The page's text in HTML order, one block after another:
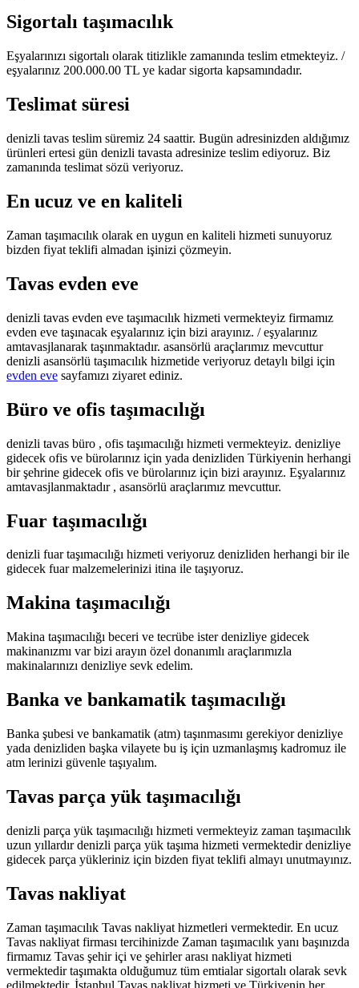
Sigortalı taşımacılık
Eşyalarınızı sigortalı olarak titizlikle zamanında teslim etmekteyiz. /
eşyalarınız 200.000.00 TL ye kadar sigorta kapsamındadır.
Teslimat süresi
denizli tavas teslim süremiz 24 saattir. Bugün adresinizden aldığımız
ürünleri ertesi gün denizli tavasta adresinize teslim ediyoruz. Biz
zamanında teslimat sözü veriyoruz.
En ucuz ve en kaliteli
Zaman taşımacılık olarak en uygun en kaliteli hizmeti sunuyoruz
bizden fiyat teklifi almadan işinizi çözmeyin.
Tavas evden eve
denizli tavas evden eve taşımacılık hizmeti vermekteyiz firmamız
evden eve taşınacak eşyalarınız için bizi arayınız. / eşyalarınız
amtavasjlanarak taşınmaktadır. asansörlü araçlarımız mevcuttur
denizli asansörlü taşımacılık hizmetide veriyoruz detaylı bilgi için
evden eve sayfamızı ziyaret ediniz.
Büro ve ofis taşımacılığı
denizli tavas büro , ofis taşımacılığı hizmeti vermekteyiz. denizliye
gidecek ofis ve bürolarınız için yada denizliden Türkiyenin herhangi
bir şehrine gidecek ofis ve bürolarınız için bizi arayınız. Eşyalarınız
amtavasjlanmaktadır , asansörlü araçlarımız mevcuttur.
Fuar taşımacılığı
denizli fuar taşımacılığı hizmeti veriyoruz denizliden herhangi bir ile
gidecek fuar malzemelerinizi itina ile taşıyoruz.
Makina taşımacılığı
Makina taşımacılığı beceri ve tecrübe ister denizliye gidecek
makinanızmı var bizi arayın özel donanımlı araçlarımızla
makinalarınızı denizliye sevk edelim.
Banka ve bankamatik taşımacılığı
Banka şubesi ve bankamatik (atm) taşınmasımı gerekiyor denizliye
yada denizliden başka vilayete bu iş için uzmanlaşmış kadromuz ile
atm lerinizi güvenle taşıyalım.
Tavas parça yük taşımacılığı
denizli parça yük taşımacılığı hizmeti vermekteyiz zaman taşımacılık
uzun yıllardır denizli parça yük taşıma hizmeti vermektedir denizliye
gidecek parça yükleriniz için bizden fiyat teklifi almayı unutmayınız.
Tavas nakliyat
Zaman taşımacılık Tavas nakliyat hizmetleri vermektedir. En ucuz
Tavas nakliyat firması tercihinizde Zaman taşımacılık yanı başınızda
firmamız Tavas şehir içi ve şehirler arası nakliyat hizmeti
vermektedir taşımakta olduğumuz tüm emtialar sigortalı olarak sevk
edilmektedir. İstanbul Tavas nakliyat hizmeti ve Türkiyenin her